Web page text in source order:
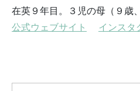
在英９年目。３児の母（９歳
公式ウェブサイト
インスタ